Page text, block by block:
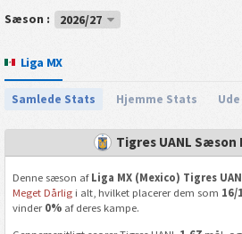
Sæson :
2026/27
Liga MX
Samlede Stats Hjemme Stats
Tigres UANL
Denne sæson af Liga MX (Mexico) Tigres
Meget Dårligi alt, hvilket placerer dem som 16/
vinder 0%af deres kampe.